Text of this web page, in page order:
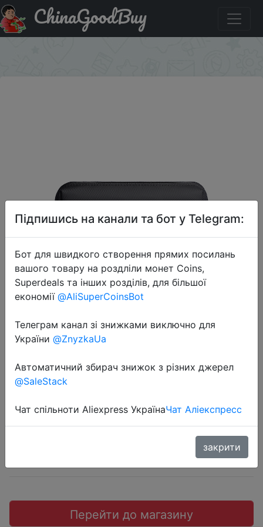
Акція на MarkRyden Portable Large Capacity Traveling
Toiletries BagChinaGoodBuy
2026-03-18
MarkRyden Portable Large Capacity
Traveling Toiletries Bag
$2.4
Перейти до магазину
Підпишись на канали та бот у Telegram:
Бот для швидкого створення прямих посилань
вашого товару на роздліли монет Coins,
Superdeals та інших розділів, для більшої
економії @AliSuperCoinsBot
Телеграм канал зі знижками виключно для
України @ZnyzkaUa
Автоматичний збирач знижок з різних джерел
@SaleStack
Чат спільноти Aliexpress УкраїнаЧат Аліекспресс
закрити